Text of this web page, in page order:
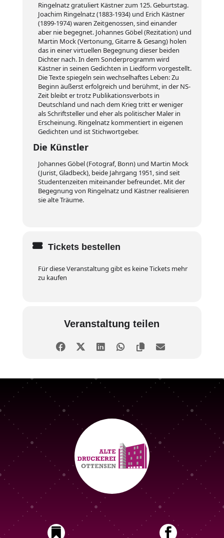
Ringelnatz gratuliert Kästner zum 125. Geburtstag.
Joachim Ringelnatz (1883-1934) und Erich Kästner
(1899-1974) waren Zeitgenossen, sind einander
aber nie begegnet. Johannes Göbel (Rezitation) und
Martin Mock (Vertonung, Gitarre & Gesang) holen
das in einer virtuellen Begegnung dieser beiden
Dichter nach. In dem Sonderprogramm wird
Kästner in seinen Gedichten in Liedform vorgestellt.
Die Texte spiegeln sein wechselhaftes Leben: Zu
Beginn äußerst erfolgreich und berühmt, in der NS-
Zeit bleibt er trotz Publikationsverbots in
Deutschland und nach dem Krieg tritt er weniger
als Schriftsteller und eher als politischer Maler in
Erscheinung. Ringelnatz kommentiert in eigenen
Gedichten und ist Stichwortgeber.
Die Künstler
Johannes Göbel (Fotograf, Bonn) und Martin Mock
(Jurist, Gladbeck), beide Jahrgang 1951, sind seit
Studentenzeiten miteinander befreundet. Mit der
Begegnung von Ringelnatz und Kästner realisieren
sie alte Träume.
Tickets bestellen
Für diese Veranstaltung gibt es keine Tickets mehr
zu kaufen
Veranstaltung teilen
 